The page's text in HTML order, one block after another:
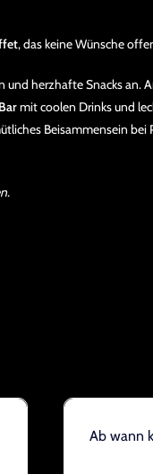
, das keine Wünsche
und herzhafte Snacks an.
mit coolen Drinks und
Beisammensein bei
Ab wann